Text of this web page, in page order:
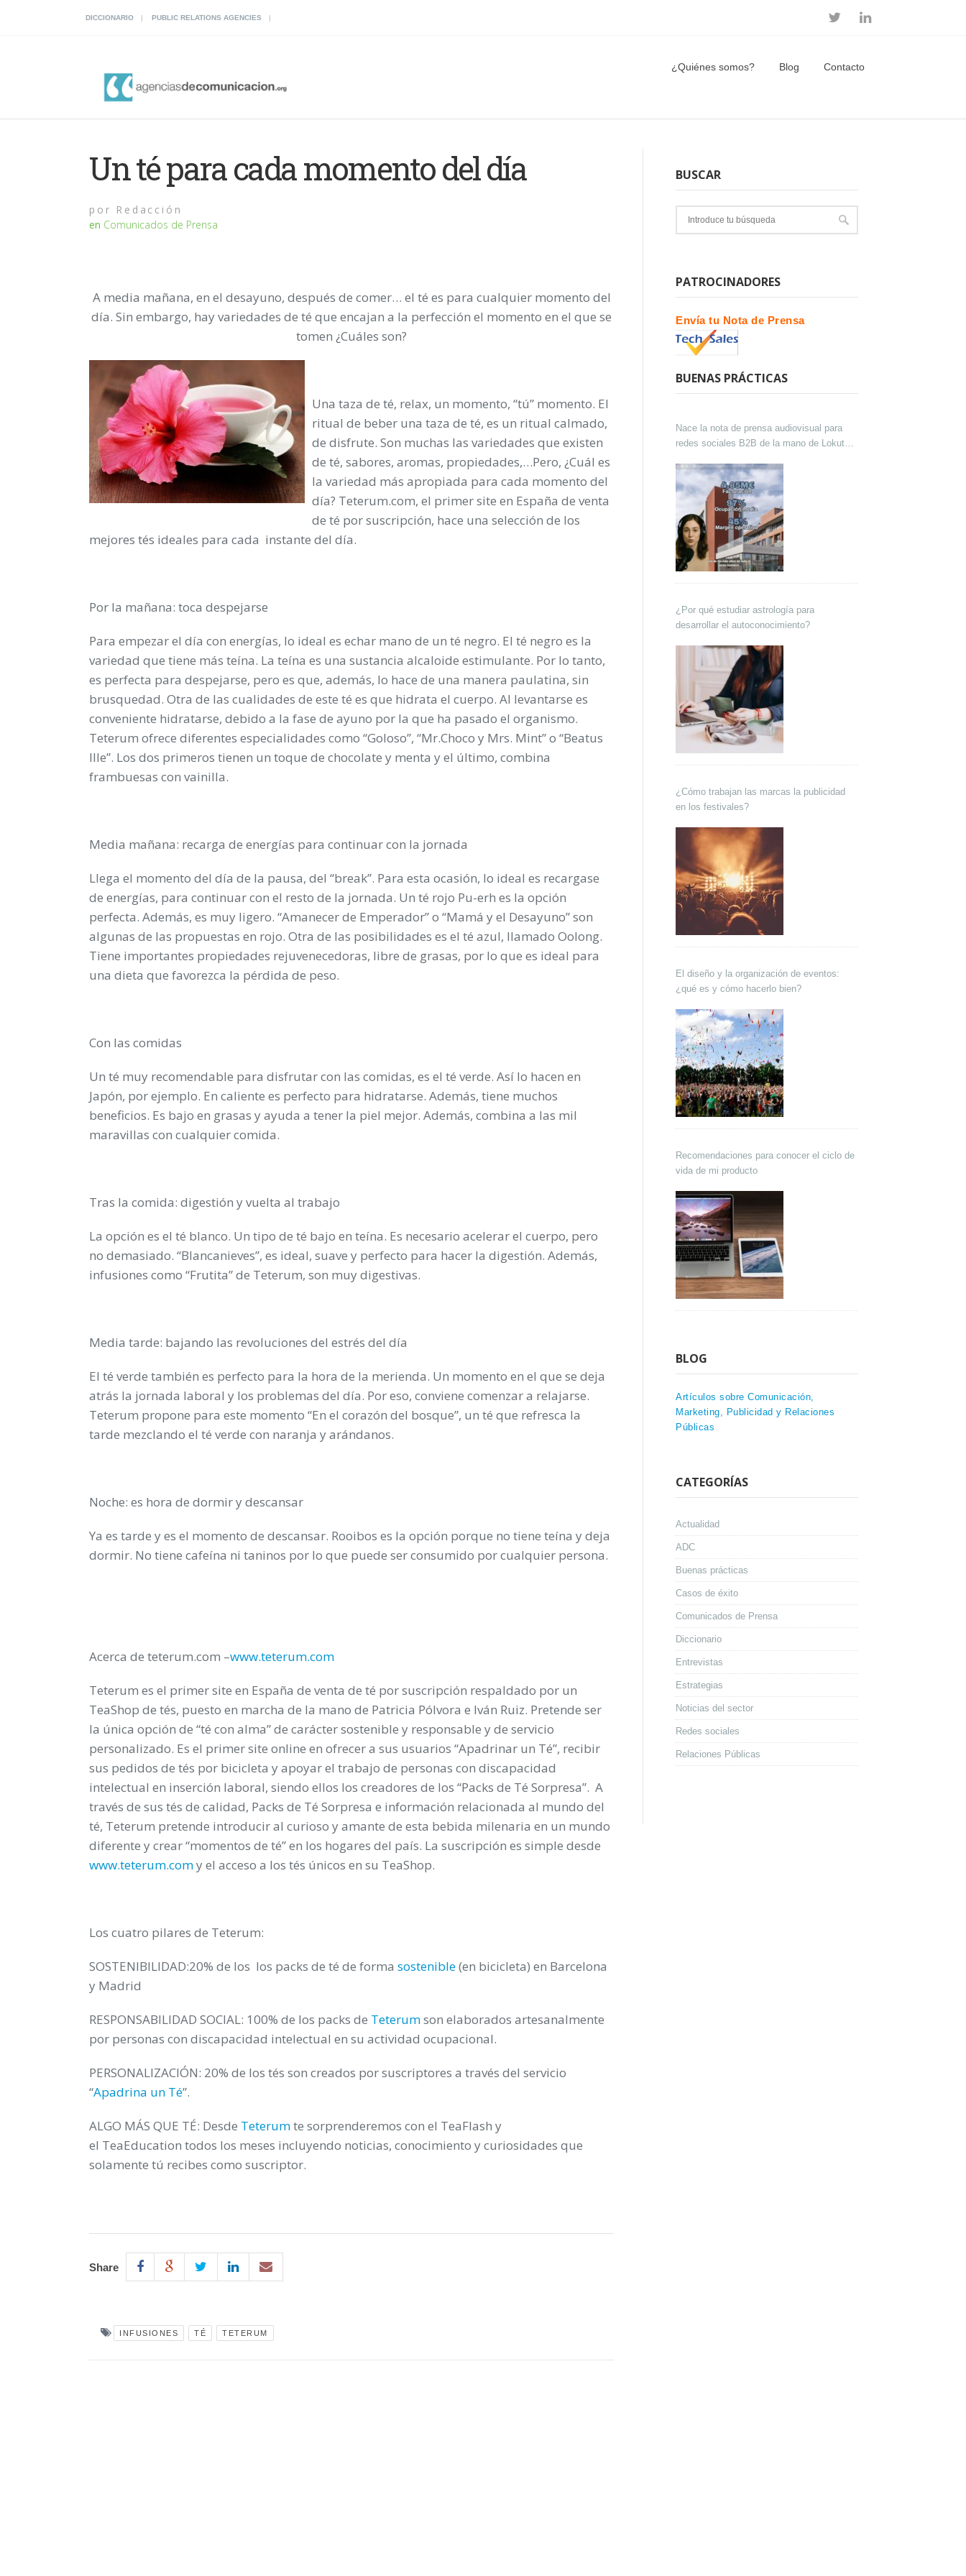
DICCIONARIO PUBLIC RELATIONS AGENCIES
¿Quiénes somos? Blog Contacto
Un té para cada momento del día
por Redacción
en Comunicados de Prensa
A media mañana, en el desayuno, después de comer… el té es para cualquier momento del
día. Sin embargo, hay variedades de té que encajan a la perfección el momento en el que se
tomen ¿Cuáles son?
Una taza de té, relax, un momento, “tú” momento. El
ritual de beber una taza de té, es un ritual calmado,
de disfrute. Son muchas las variedades que existen
de té, sabores, aromas, propiedades,…Pero, ¿Cuál es
la variedad más apropiada para cada momento del
día? Teterum.com, el primer site en España de venta
de té por suscripción, hace una selección de los
mejores tés ideales para cada instante del día.
Por la mañana: toca despejarse
Para empezar el día con energías, lo ideal es echar mano de un té negro. El té negro es la
variedad que tiene más teína. La teína es una sustancia alcaloide estimulante. Por lo tanto,
es perfecta para despejarse, pero es que, además, lo hace de una manera paulatina, sin
brusquedad. Otra de las cualidades de este té es que hidrata el cuerpo. Al levantarse es
conveniente hidratarse, debido a la fase de ayuno por la que ha pasado el organismo.
Teterum ofrece diferentes especialidades como “Goloso”, “Mr.Choco y Mrs. Mint” o “Beatus
Ille”. Los dos primeros tienen un toque de chocolate y menta y el último, combina
frambuesas con vainilla.
Media mañana: recarga de energías para continuar con la jornada
Llega el momento del día de la pausa, del “break”. Para esta ocasión, lo ideal es recargase
de energías, para continuar con el resto de la jornada. Un té rojo Pu-erh es la opción
perfecta. Además, es muy ligero. “Amanecer de Emperador” o “Mamá y el Desayuno” son
algunas de las propuestas en rojo. Otra de las posibilidades es el té azul, llamado Oolong.
Tiene importantes propiedades rejuvenecedoras, libre de grasas, por lo que es ideal para
una dieta que favorezca la pérdida de peso.
Con las comidas
Un té muy recomendable para disfrutar con las comidas, es el té verde. Así lo hacen en
Japón, por ejemplo. En caliente es perfecto para hidratarse. Además, tiene muchos
beneficios. Es bajo en grasas y ayuda a tener la piel mejor. Además, combina a las mil
maravillas con cualquier comida.
Tras la comida: digestión y vuelta al trabajo
La opción es el té blanco. Un tipo de té bajo en teína. Es necesario acelerar el cuerpo, pero
no demasiado. “Blancanieves”, es ideal, suave y perfecto para hacer la digestión. Además,
infusiones como “Frutita” de Teterum, son muy digestivas.
Media tarde: bajando las revoluciones del estrés del día
El té verde también es perfecto para la hora de la merienda. Un momento en el que se deja
atrás la jornada laboral y los problemas del día. Por eso, conviene comenzar a relajarse.
Teterum propone para este momento “En el corazón del bosque”, un té que refresca la
tarde mezclando el té verde con naranja y arándanos.
Noche: es hora de dormir y descansar
Ya es tarde y es el momento de descansar. Rooibos es la opción porque no tiene teína y deja
dormir. No tiene cafeína ni taninos por lo que puede ser consumido por cualquier persona.
Acerca de teterum.com –www.teterum.com
Teterum es el primer site en España de venta de té por suscripción respaldado por un
TeaShop de tés, puesto en marcha de la mano de Patricia Pólvora e Iván Ruiz. Pretende ser
la única opción de “té con alma” de carácter sostenible y responsable y de servicio
personalizado. Es el primer site online en ofrecer a sus usuarios “Apadrinar un Té”, recibir
sus pedidos de tés por bicicleta y apoyar el trabajo de personas con discapacidad
intelectual en inserción laboral, siendo ellos los creadores de los “Packs de Té Sorpresa”. A
través de sus tés de calidad, Packs de Té Sorpresa e información relacionada al mundo del
té, Teterum pretende introducir al curioso y amante de esta bebida milenaria en un mundo
diferente y crear “momentos de té” en los hogares del país. La suscripción es simple desde
www.teterum.comy el acceso a los tés únicos en su TeaShop.
Los cuatro pilares de Teterum:
SOSTENIBILIDAD:20% de los los packs de té de forma sostenible(en bicicleta) en Barcelona
y Madrid
RESPONSABILIDAD SOCIAL: 100% de los packs de Teterumson elaborados artesanalmente
por personas con discapacidad intelectual en su actividad ocupacional.
PERSONALIZACIÓN: 20% de los tés son creados por suscriptores a través del servicio
“Apadrina un Té”.
ALGO MÁS QUE TÉ: Desde Teterumte sorprenderemos con el TeaFlash y
el TeaEducation todos los meses incluyendo noticias, conocimiento y curiosidades que
solamente tú recibes como suscriptor.
Share
INFUSIONES TÉ TETERUM
BUSCAR
PATROCINADORES
Envía tu Nota de Prensa
BUENAS PRÁCTICAS
Nace la nota de prensa audiovisual para
redes sociales B2B de la mano de Lokutor
¿Por qué estudiar astrología para
desarrollar el autoconocimiento?
¿Cómo trabajan las marcas la publicidad
en los festivales?
El diseño y la organización de eventos:
¿qué es y cómo hacerlo bien?
Recomendaciones para conocer el ciclo de
vida de mi producto
BLOG
Artículos sobre Comunicación,
Marketing, Publicidad y Relaciones
Públicas
CATEGORÍAS
Actualidad
ADC
Buenas prácticas
Casos de éxito
Comunicados de Prensa
Diccionario
Entrevistas
Estrategias
Noticias del sector
Redes sociales
Relaciones Públicas